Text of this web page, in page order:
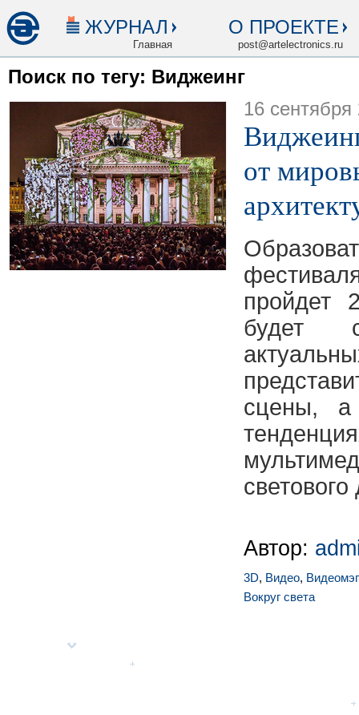
ЖУРНАЛ
Главная
О ПРОЕКТЕ
post@artelectronics.ru
Поиск по тегу: Виджеинг
16 сентября
от
пройдет
будет
сцены,
Автор:
3D, Видео,
Вокруг света